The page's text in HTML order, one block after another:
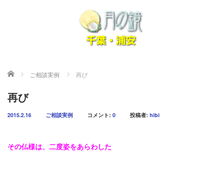
ホーム ご相談実例 再び
再び
2015.2.16 ご相談実例 コメント: 0 投稿者: hibi
その仏様は、二度姿をあらわした